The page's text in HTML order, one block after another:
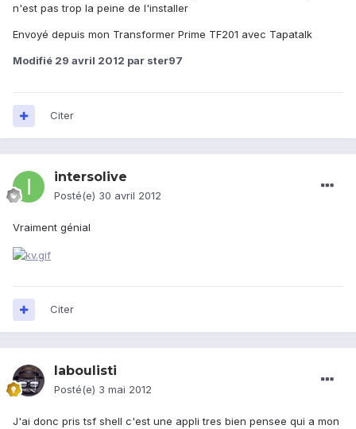
n'est pas trop la peine de l'installer
Envoyé depuis mon Transformer Prime TF201 avec Tapatalk
Modifié 29 avril 2012 par ster97
Citer
intersolive
Posté(e) 30 avril 2012
Vraiment génial
Citer
laboulisti
Posté(e) 3 mai 2012
J'ai donc pris tsf shell c'est une appli tres bien pensee qui a mon